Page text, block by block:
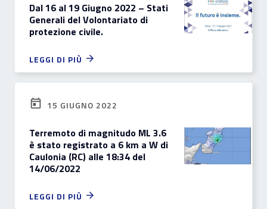
Dal 16 al 19 Giugno 2022 – Stati
Generali del Volontariato di
protezione civile.
LEGGI DI PIÙ
15 GIUGNO 2022
Terremoto di magnitudo ML 3.6
è stato registrato a 6 km a W di
Caulonia (RC) alle 18:34 del
14/06/2022
LEGGI DI PIÙ